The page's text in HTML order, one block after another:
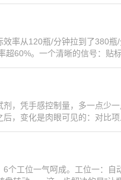
率从120瓶/分钟拉到了380
60%。一个清晰的信号：贴
，凭手感控制量，多一点少
，变化是肉眼可见的：对比
个工位一气呵成。工位一：